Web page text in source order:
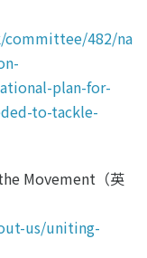
482/na
plan-for-
to-tackle-
Movement（英
us/uniting-